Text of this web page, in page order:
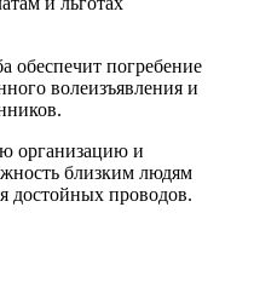
погребение
волеизъявления и
организацию и
близким людям
достойных проводов.